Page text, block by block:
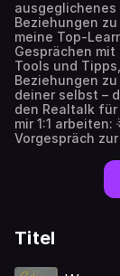
Beziehungen
meine Top-
Gesprächen
Tools und
Beziehungen
deiner selbst –
den Realtalk
mir 1:1
Vorgespräch
Titel